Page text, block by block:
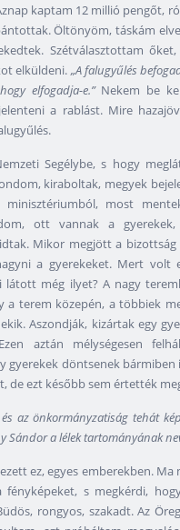
kaptam 12 millió pengőt,
Öltönyöm, táskám
Szétválasztottam
elküldeni. „A falugyűlés
hogy elfogadja-e.”Nekem be
a rablást. Mire
Segélybe, s hogy
kiraboltak, megyek
most
ott vannak a gyerekek,
Mikor megjött a
a gyerekeket. Mert volt
még ilyet? A nagy
a terem közepén, a többiek
Aszondják, kizártak egy
aztán mélységesen
gyerekek döntsenek
de ezt később sem értették
az önkormányzatiság tehát
Sándor a lélek tartományának
ez, egyes emberekben.
fényképeket, s megkérdi,
rongyos, szakadt. Az